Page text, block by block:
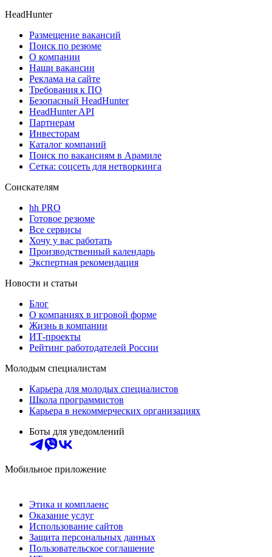
HeadHunter
Размещение вакансий
Поиск по резюме
О компании
Наши вакансии
Реклама на сайте
Требования к ПО
Безопасный HeadHunter
HeadHunter API
Партнерам
Инвесторам
Каталог компаний
Поиск по вакансиям в Арамиле
Сетка: соцсеть для нетворкинга
Соискателям
hh PRO
Готовое резюме
Все сервисы
Хочу у вас работать
Производственный календарь
Экспертная рекомендация
Новости и статьи
Блог
О компаниях в игровой форме
Жизнь в компании
ИТ-проекты
Рейтинг работодателей России
Молодым специалистам
Карьера для молодых специалистов
Школа программистов
Карьера в некоммерческих организациях
Боты для уведомлений
Мобильное приложение
Этика и комплаенс
Оказание услуг
Использование сайтов
Защита персональных данных
Пользовательское соглашение